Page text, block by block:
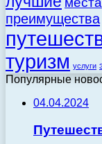
преимущества
туризм услуги
Популярные
04.04.2024